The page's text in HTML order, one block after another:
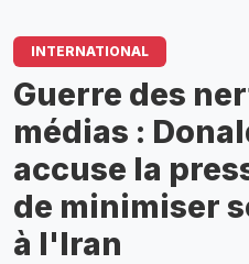
INTERNATIONAL
Guerre des
médias :
accuse la
de minimiser
à l'Iran